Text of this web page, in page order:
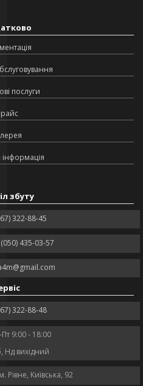
послуги
збуту
322-88-45
435-03-57
322-88-48
9:00 - 18:00
Нд вихідний
Рівне, Київська, 92